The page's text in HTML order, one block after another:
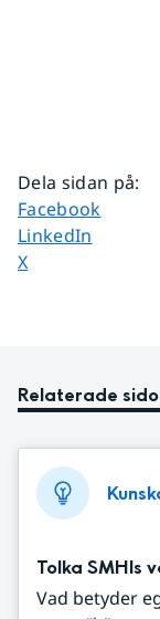
Dela sidan på:
Dela sidan på
Facebook
Dela sidan på
LinkedIn
Dela sidan på
X
Relaterade
Tolka SMHIs
Vad betyder